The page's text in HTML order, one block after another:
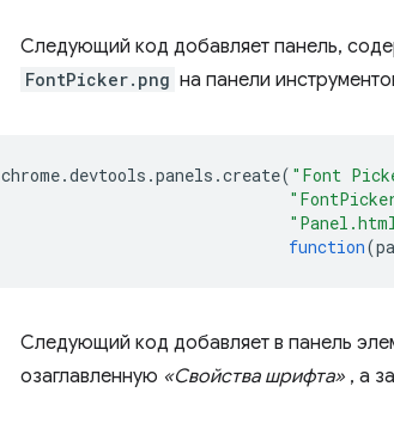
Следующий код добавляет панель,
FontPicker.png на панели
chrome.devtools .panels .create( "Font
function(
Следующий код добавляет в панель
озаглавленную «Свойства шрифта» , а